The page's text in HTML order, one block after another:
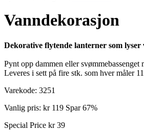
Vanndekorasjon
Dekorative flytende lanterner som lyser
Pynt opp dammen eller
Leveres i sett på fire stk. som hver måler
Varekode: 3251
Vanlig pris: kr 119 Spar 67%
Special Price kr 39